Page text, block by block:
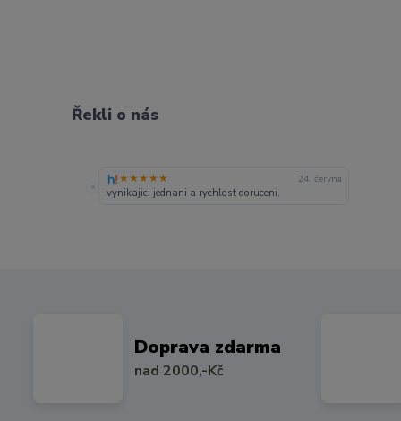
Řekli o nás
«
★★★★★ 24. června
vynikajici jednani a rychlost doruceni.
Doprava zdarma
nad 2000,-Kč